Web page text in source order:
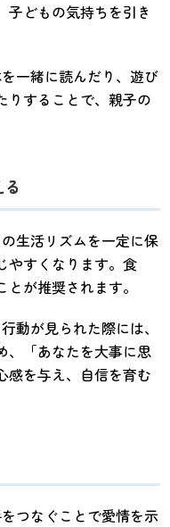
子どもの気持ちを引き
一緒に読んだり、遊び
りすることで、親子の
生活リズムを一定に保
やすくなります。食
が推奨されます。
動が見られた際には、
、「あなたを大事に思
感を与え、自信を育む
つなぐことで愛情を示